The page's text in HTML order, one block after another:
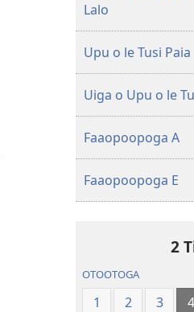
i
Lalo
Upu o le Tusi Paia
Uiga o Upu o le
Faaopoopoga A
Faaopoopoga E
2
OTOOTOGA
1 2 3 4